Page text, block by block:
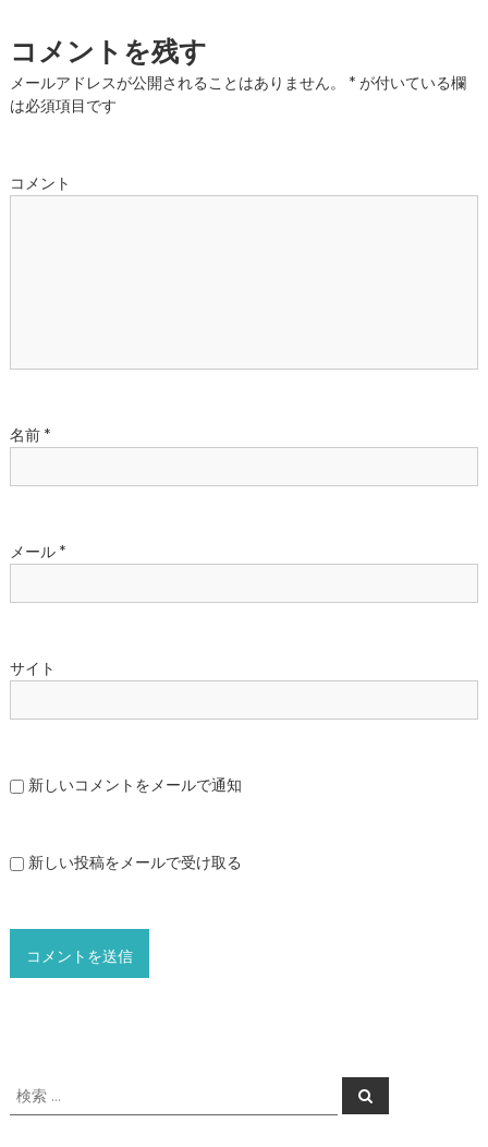
ビ
ゲ
シ
コメントを残す
メールアドレスが公開されることはありません。 *が付いている欄
は必須項目です
コメント
名前 *
メール *
サイト
新しいコメントをメールで通知
新しい投稿をメールで受け取る
検
索
検
索